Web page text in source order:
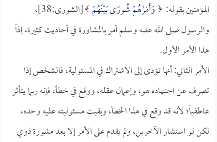
المؤمنين بقوله:
وَأَمْرُهُمْ شُورَى بَيْنَهُمْ
[الشورى:38]،
والرسول صلى الله عليه وسلم أمر بالمشاورة في أحاديث كثيرة، إذاً
هذا الأمر الأول.
الأمر الثاني: أنها تؤدي إلى الاشتراك في المسئولية، فالشخص إذا
تصرف عن اجتهاده هو، وإعمال عقله، ووقع في خطأ، فإنه ربما يتأثر
عاطفياً؛ لأنه قد وقع في هذا الخطأ، وبقيت مسئوليته عليه وحده،
لكن لو استشار الآخرين، ولم يقدم على الأمر إلا بعد مشورة ذوي